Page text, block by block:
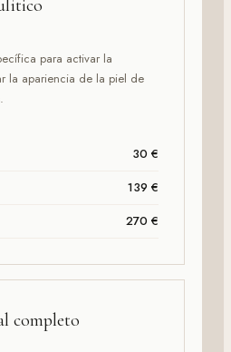
para activar la
la apariencia de la piel de
30 €
139 €
270 €
completo